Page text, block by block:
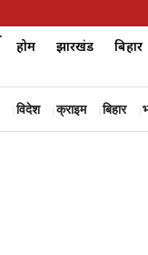
होम झारखंड बिहार
विदेश क्राइम बिहार